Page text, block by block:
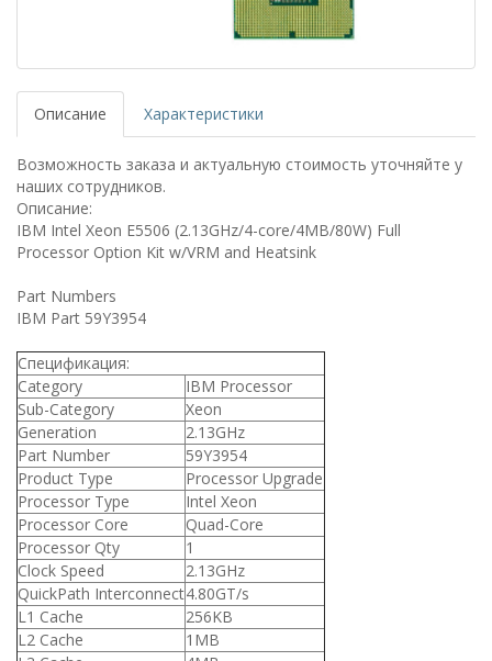
Описание Характеристики
Возможность заказа и актуальную стоимость уточняйте у
наших сотрудников.
Описание:
IBM Intel Xeon E5506 (2.13GHz/4-core/4MB/80W) Full
Processor Option Kit w/VRM and Heatsink
Part Numbers
IBM Part 59Y3954
Спецификация:
Category
IBM Processor
Sub-Category
Xeon
Generation
2.13GHz
Part Number
59Y3954
Product Type
Processor Upgrade
Processor Type
Intel Xeon
Processor Core
Quad-Core
Processor Qty
1
Clock Speed
2.13GHz
QuickPath Interconnect4.80GT/s
L1 Cache
256KB
L2 Cache
1MB